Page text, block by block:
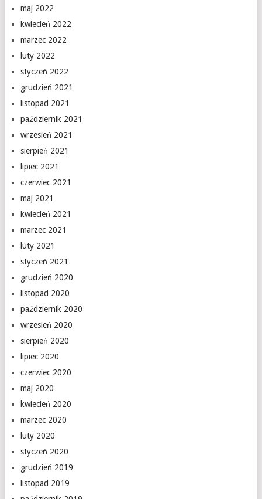
maj 2022
kwiecień 2022
marzec 2022
luty 2022
styczeń 2022
grudzień 2021
listopad 2021
październik 2021
wrzesień 2021
sierpień 2021
lipiec 2021
czerwiec 2021
maj 2021
kwiecień 2021
marzec 2021
luty 2021
styczeń 2021
grudzień 2020
listopad 2020
październik 2020
wrzesień 2020
sierpień 2020
lipiec 2020
czerwiec 2020
maj 2020
kwiecień 2020
marzec 2020
luty 2020
styczeń 2020
grudzień 2019
listopad 2019